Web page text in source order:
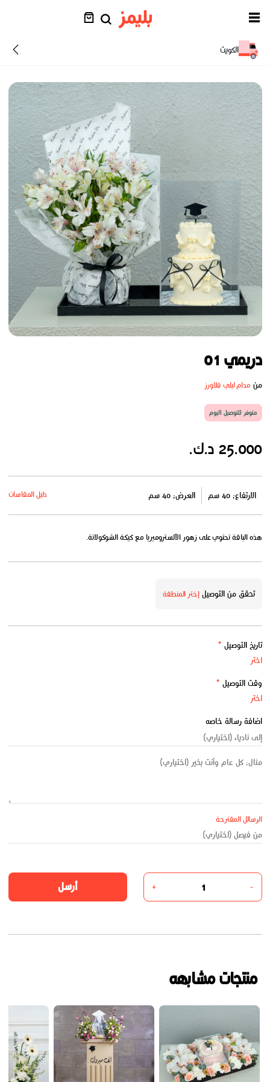
الكويت
دريمي 01
من مدام ليلي فلاورز
متوفر للتوصيل اليوم
25.000 د.ك.
الارتفاع: 40 سم العرض: 40 سم دليل المقاسات
هذه الباقة تحتوي على زهور الألستروميريا مع كيكة الشوكولاتة.
تحقق من التوصيلإختر المنطقة
تاريخ التوصيل *
وقت التوصيل *
اضافة رسالة خاصه
الرسائل المقترحة
-
+ أرسل
منتجات مشابهه